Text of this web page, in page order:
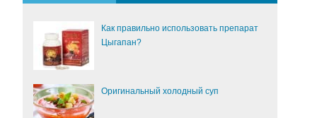
Как правильно использовать препарат
Цыгапан?
Оригинальный холодный суп